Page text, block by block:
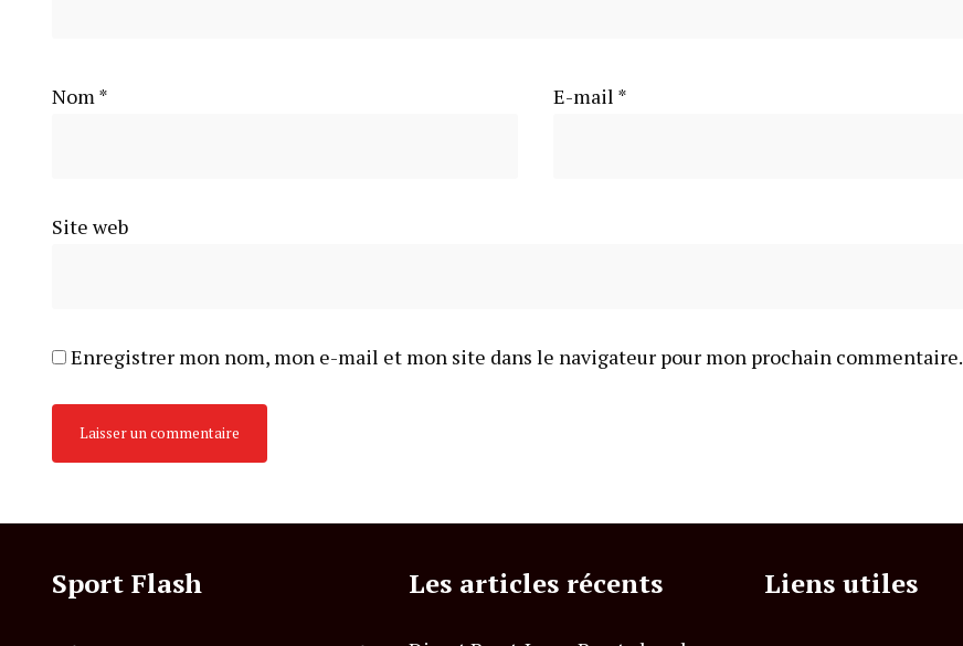
Nom* E-mail *
Site web
Enregistrer mon nom, mon e-mail et mon site dans le navigateur pour mon prochain commentaire.
Sport Flash Les articles récents Liens utiles